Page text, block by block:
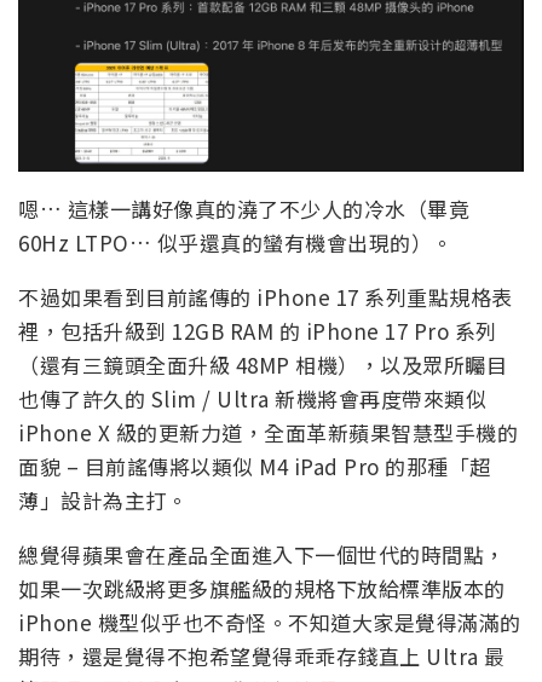
嗯… 這樣一講好像真的澆了不少人的冷水（畢竟
60Hz LTPO… 似乎還真的蠻有機會出現的）。
不過如果看到目前謠傳的 iPhone 17 系列重點規格表
裡，包括升級到 12GB RAM 的 iPhone 17 Pro 系列
（還有三鏡頭全面升級 48MP 相機），以及眾所矚目
也傳了許久的 Slim / Ultra 新機將會再度帶來類似
iPhone X 級的更新力道，全面革新蘋果智慧型手機的
面貌 – 目前謠傳將以類似 M4 iPad Pro 的那種「超
薄」設計為主打。
總覺得蘋果會在產品全面進入下一個世代的時間點，
如果一次跳級將更多旗艦級的規格下放給標準版本的
iPhone 機型似乎也不奇怪。不知道大家是覺得滿滿的
期待，還是覺得不抱希望覺得乖乖存錢直上 Ultra 最